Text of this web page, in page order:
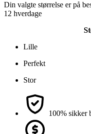
Din valgte størrelse er på
12 hverdage
Lille
Perfekt
Stor
100% sikker